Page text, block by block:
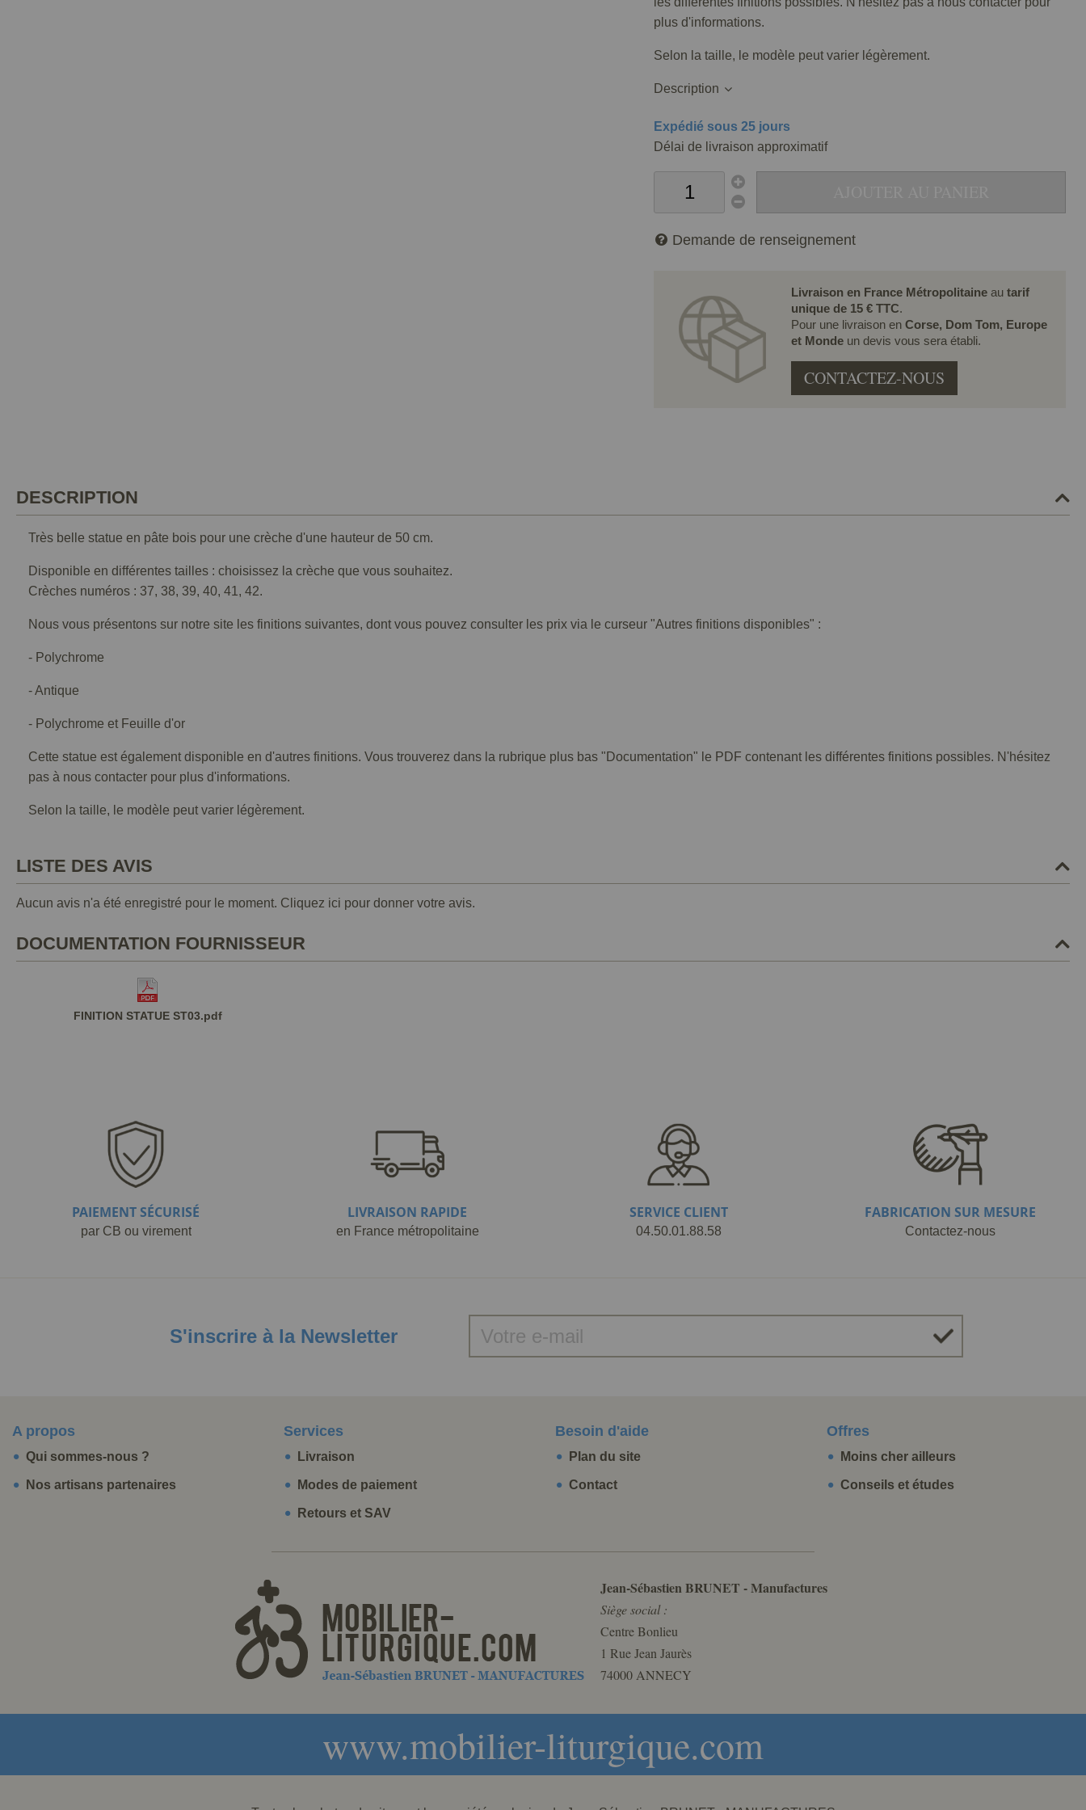
plus d'informations.
Selon la taille, le modèle peut varier légèrement.
Description
Expédié sous 25 jours
Délai de livraison approximatif
Demande de renseignement
Livraison en France Métropolitaineau tarif
unique de 15 € TTC.
Pour une livraison en Corse, Dom Tom, Europe
et Monde un devis vous sera établi.
CONTACTEZ-NOUS
DESCRIPTION
Très belle statue en pâte bois pour une crèche d'une hauteur de 50 cm.
Disponible en différentes tailles : choisissez la crèche que vous souhaitez.
Crèches numéros : 37, 38, 39, 40, 41, 42.
Nous vous présentons sur notre site les finitions suivantes, dont vous pouvez consulter les prix via le curseur "Autres finitions disponibles" :
- Polychrome
- Antique
- Polychrome et Feuille d'or
Cette statue est également disponible en d'autres finitions. Vous trouverez dans la rubrique plus bas "Documentation" le PDF contenant les différentes finitions possibles. N'hésitez
pas à nous contacter pour plus d'informations.
Selon la taille, le modèle peut varier légèrement.
LISTE DES AVIS
Aucun avis n'a été enregistré pour le moment. Cliquez ici pour donner votre avis.
DOCUMENTATION FOURNISSEUR
FINITION STATUE ST03.pdf
PAIEMENT SÉCURISÉ
par CB ou virement
LIVRAISON RAPIDE
en France métropolitaine
SERVICE CLIENT
04.50.01.88.58
FABRICATION SUR MESURE
Contactez-nous
S'inscrire à la Newsletter
A propos
Qui sommes-nous ?
Nos artisans partenaires
Services
Livraison
Modes de paiement
Retours et SAV
Besoin d'aide
Plan du site
Contact
Offres
Moins cher ailleurs
Conseils et études
Jean-Sébastien BRUNET - Manufactures
Siège social :
Centre Bonlieu
1 Rue Jean Jaurès
74000 ANNECY
www.mobilier-liturgique.com